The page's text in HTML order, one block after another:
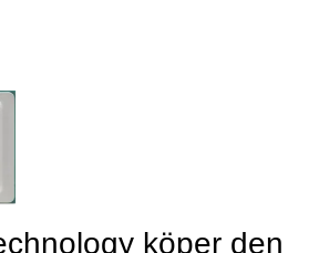
köper den